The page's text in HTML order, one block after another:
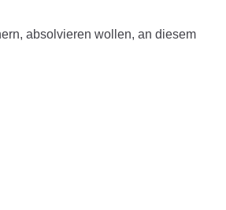
absolvieren wollen, an diesem